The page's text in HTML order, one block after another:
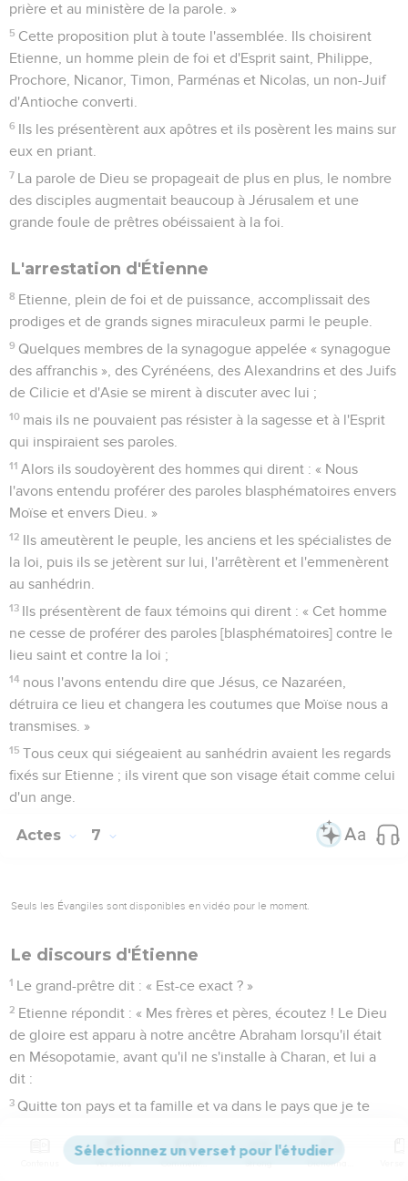
prière et au ministère de la parole. »
5 Cette proposition plut à toute l'assemblée. Ils choisirent
Etienne, un homme plein de foi et d'Esprit saint, Philippe,
Prochore, Nicanor, Timon, Parménas et Nicolas, un non-Juif
d'Antioche converti.
6 Ils les présentèrent aux apôtres et ils posèrent les mains sur
eux en priant.
7 La parole de Dieu se propageait de plus en plus, le nombre
des disciples augmentait beaucoup à Jérusalem et une
grande foule de prêtres obéissaient à la foi.
L'arrestation d'Étienne
8 Etienne, plein de foi et de puissance, accomplissait des
prodiges et de grands signes miraculeux parmi le peuple.
9 Quelques membres de la synagogue appelée « synagogue
des affranchis », des Cyrénéens, des Alexandrins et des Juifs
de Cilicie et d'Asie se mirent à discuter avec lui ;
10 mais ils ne pouvaient pas résister à la sagesse et à l'Esprit
qui inspiraient ses paroles.
11 Alors ils soudoyèrent des hommes qui dirent : « Nous
l'avons entendu proférer des paroles blasphématoires envers
Moïse et envers Dieu. »
12 Ils ameutèrent le peuple, les anciens et les spécialistes de
la loi, puis ils se jetèrent sur lui, l'arrêtèrent et l'emmenèrent
au sanhédrin.
13 Ils présentèrent de faux témoins qui dirent : « Cet homme
ne cesse de proférer des paroles [blasphématoires] contre le
lieu saint et contre la loi ;
14 nous l'avons entendu dire que Jésus, ce Nazaréen,
détruira ce lieu et changera les coutumes que Moïse nous a
transmises. »
15 Tous ceux qui siégeaient au sanhédrin avaient les regards
fixés sur Etienne ; ils virent que son visage était comme celui
d'un ange.
Actes 7
Seuls les Évangiles sont disponibles en vidéo pour le moment.
Le discours d'Étienne
1 Le grand-prêtre dit : « Est-ce exact ? »
2 Etienne répondit : « Mes frères et pères, écoutez ! Le Dieu
de gloire est apparu à notre ancêtre Abraham lorsqu'il était
en Mésopotamie, avant qu'il ne s'installe à Charan, et lui a
dit :
3 Quitte ton pays et ta famille et va dans le pays que je te
Il a alors quitté le pays des Chaldéens et est allé habiter à
Versions Commentaires Strong